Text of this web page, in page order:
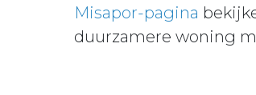
Misapor-pagina
duurzamere woning